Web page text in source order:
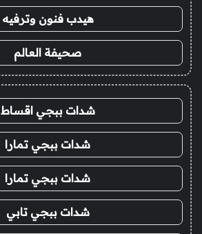
هيدب فنون وترفيه
صحيفة العالم
شدات ببجي اقساط
شدات ببجي تمارا
شدات ببجي تمارا
شدات ببجي تابي